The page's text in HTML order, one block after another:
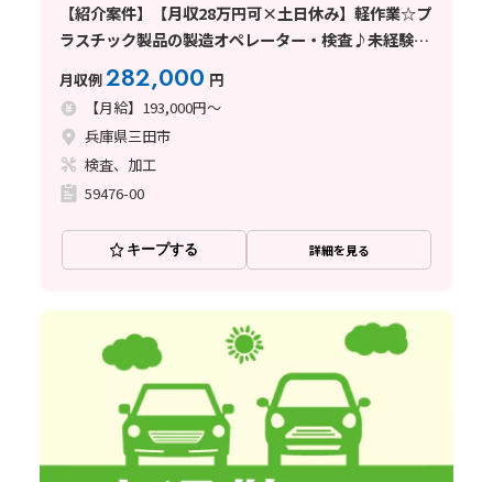
【紹介案件】【月収28万円可×土日休み】軽作業☆プ
ラスチック製品の製造オペレーター・検査♪未経験
月収例282,000 円
【月給】193,000円～
兵庫県三田市
検査、加工
59476-00
キープする 詳細を見る